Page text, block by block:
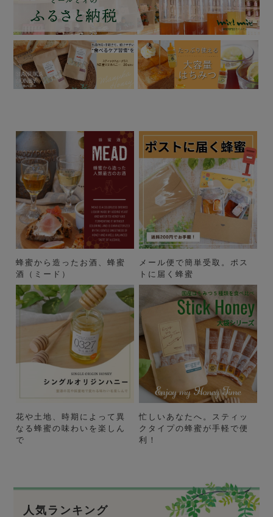
蜂蜜から造ったお酒、蜂蜜
酒（ミード）
メール便で簡単受取。ポス
トに届く蜂蜜
花や土地、時期によって異
なる蜂蜜の味わいを楽しん
で
忙しいあなたへ。スティッ
クタイプの蜂蜜が手軽で便
利！
人気ランキング